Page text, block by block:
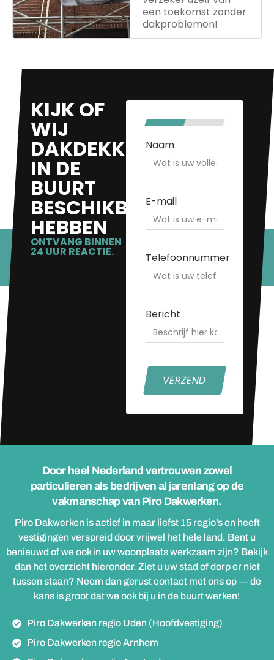
een toekomst zonder
dakproblemen!
KIJK OF
WIJ
DAKDEKKERS
IN DE
BUURT
BESCHIKBAAR
HEBBEN
ONTVANG BINNEN
24 UUR REACTIE.
50%
Naam
E-mail
Telefoonnummer
Bericht
VERZEND
Door heel Nederland vertrouwen zowel
particulieren als bedrijven al jarenlang op de
vakmanschap van Piro Dakwerken.
Piro Dakwerken is actief in maar liefst 15 regio’s en heeft
vestigingen verspreid door vrijwel het hele land. Bent u
benieuwd of we ook in uw woonplaats werkzaam zijn? Bekijk
dan het overzicht hieronder. Ziet u uw stad of dorp er niet
tussen staan? Neem dan gerust contact met ons op — de
kans is groot dat we ook bij u in de buurt werken!
Piro Dakwerken regio Uden (Hoofdvestiging)
Piro Dakwerken regio Arnhem